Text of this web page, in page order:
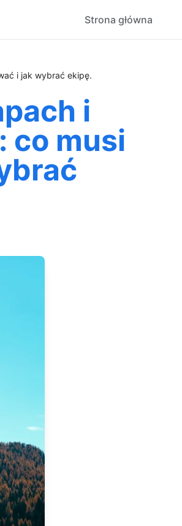
Strona główna
i jak wybrać ekipę.
i
co musi